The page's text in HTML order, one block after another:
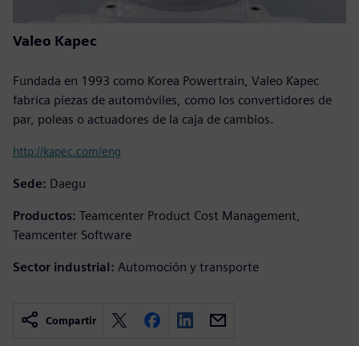
Valeo Kapec
Fundada en 1993 como Korea Powertrain, Valeo Kapec
fabrica piezas de automóviles, como los convertidores de
par, poleas o actuadores de la caja de cambios.
http://kapec.com/eng
Sede: Daegu
Productos: Teamcenter Product Cost Management,
Teamcenter Software
Sector industrial: Automoción y transporte
Compartir